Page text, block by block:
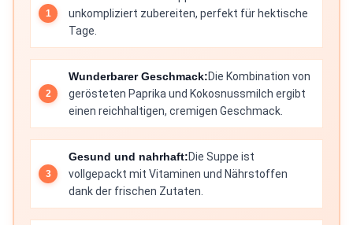
unkompliziert zubereiten, perfekt für hektische
Tage.
Wunderbarer Geschmack:Die Kombination von
gerösteten Paprika und Kokosnussmilch ergibt
einen reichhaltigen, cremigen Geschmack.
Gesund und nahrhaft:Die Suppe ist
vollgepackt mit Vitaminen und Nährstoffen
dank der frischen Zutaten.